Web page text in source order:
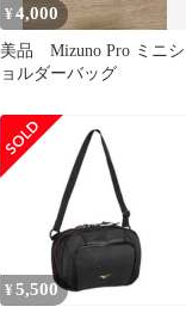
¥4,000
美品 Mizuno Pro ミニシ
ョルダーバッグ
¥ 5,500